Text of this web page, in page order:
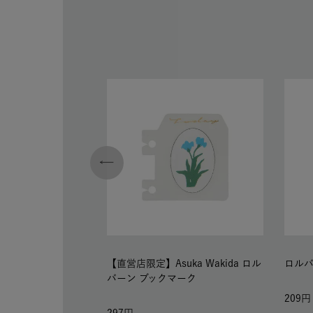
【直営店限定】Asuka Wakida ロル
バーン ブックマーク
ロル
209